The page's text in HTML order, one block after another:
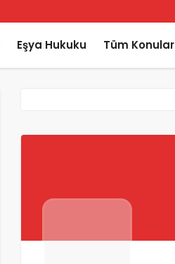
Eşya Hukuku Tüm Konular